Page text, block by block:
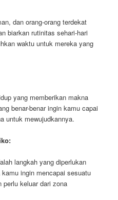
dan orang-orang terdekat
biarkan rutinitas sehari-hari
waktu untuk mereka yang
yang memberikan makna
benar-benar ingin kamu capai
untuk mewujudkannya.
langkah yang diperlukan
ingin mencapai sesuatu
perlu keluar dari zona